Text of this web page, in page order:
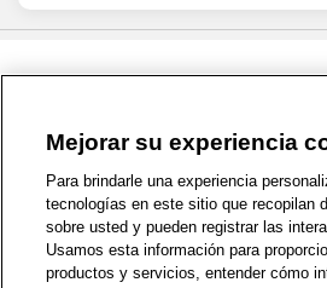
1-800-679-9691 | Contáctenos |
Política de Privacidad | WA Privacy
Zona de Bienestar | © 1999 -
Mejorar su experiencia
Para brindarle una experiencia
tecnologías en este sitio que recopilan
sobre usted y pueden registrar las
Usamos esta información para
productos y servicios, entender cómo